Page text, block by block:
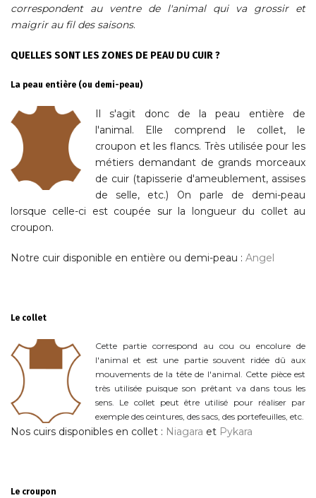
correspondent au ventre de l'animal qui va grossir et
maigrir au fil des saisons.
QUELLES SONT LES ZONES DE PEAU DU CUIR ?
La peau entière (ou demi-peau)
Il s'agit donc de la peau entière de
l'animal. Elle comprend le collet, le
croupon et les flancs. Très utilisée pour les
métiers demandant de grands morceaux
de cuir (tapisserie d'ameublement, assises
de selle, etc.) On parle de demi-peau
lorsque celle-ci est coupée sur la longueur du collet au
croupon.
Notre cuir disponible en entière ou demi-peau : Angel
Le collet
Cette partie correspond au cou ou encolure de
l'animal et est une partie souvent ridée dû aux
mouvements de la tête de l'animal. Cette pièce est
très utilisée puisque son prêtant va dans tous les
sens. Le collet peut être utilisé pour réaliser par
exemple des ceintures, des sacs, des portefeuilles, etc.
Nos cuirs disponibles en collet : Niagara et Pykara
Le croupon